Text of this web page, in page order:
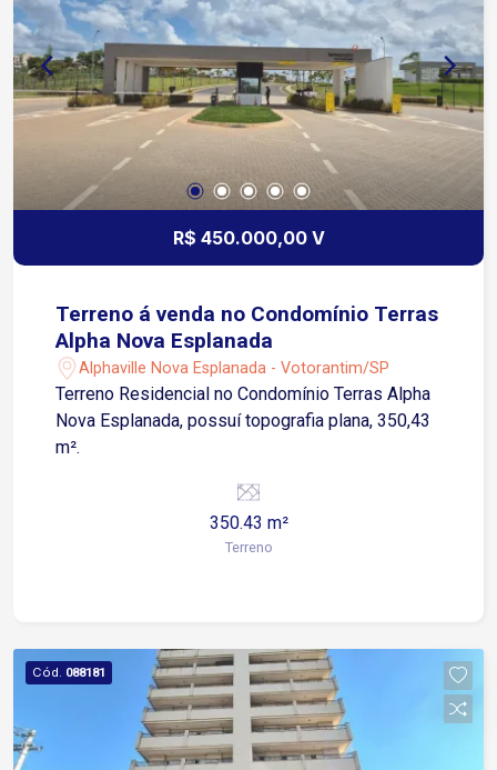
imóvel fica próximo a diversos pontos
comerciais, como: escolas, lojas, supermercados.
R$ 450.000,00 V
Terreno á venda no Condomínio Terras
Alpha Nova Esplanada
Alphaville Nova Esplanada - Votorantim/SP
Terreno Residencial no Condomínio Terras Alpha
Nova Esplanada, possuí topografia plana, 350,43
m².
350.43 m²
Terreno
Cód. 088181